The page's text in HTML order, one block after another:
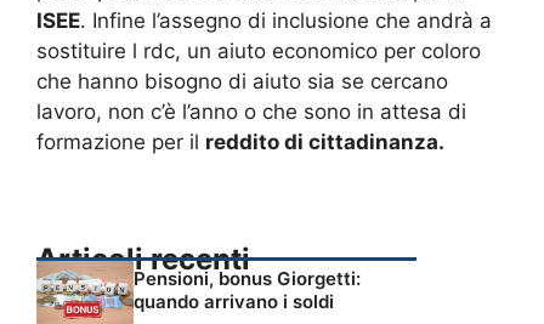
ISEE. Infine l’assegno di inclusione che andrà a
sostituire l rdc, un aiuto economico per coloro
che hanno bisogno di aiuto sia se cercano
lavoro, non c’è l’anno o che sono in attesa di
formazione per il reddito di cittadinanza.
Articoli recenti
Pensioni, bonus Giorgetti:
quando arrivano i soldi